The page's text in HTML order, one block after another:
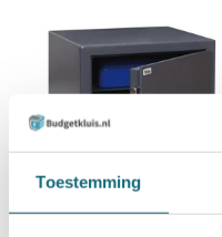
Toestemming
Filex PS Privékluis 1